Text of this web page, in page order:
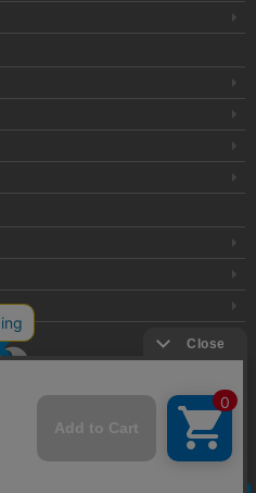
商許可証 第621121002176号
シス All Rights Reserved. クリア